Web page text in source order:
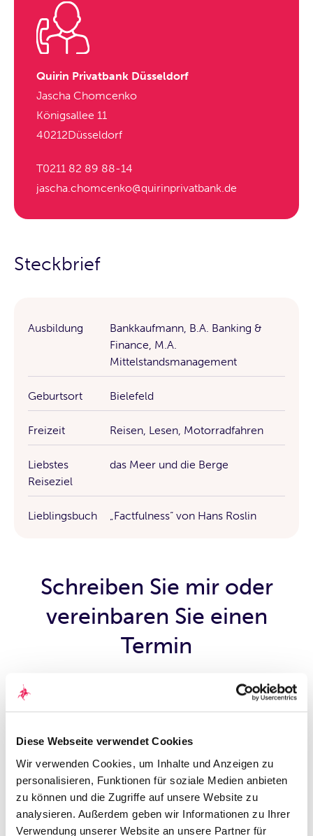
Diese Webseite verwendet Cookies
Wir verwenden Cookies, um Inhalte und Anzeigen zu
personalisieren, Funktionen für soziale Medien anbieten
zu können und die Zugriffe auf unsere Website zu
analysieren. Außerdem geben wir Informationen zu Ihrer
Verwendung unserer Website an unsere Partner für
Quirin Privatbank Düsseldorf
Jascha Chomcenko
Königsallee 11
40212Düsseldorf
T0211 82 89 88-14
jascha.chomcenko@quirinprivatbank.de
Steckbrief
Ausbildung
Bankkaufmann, B.A. Banking &
Finance, M.A.
Mittelstandsmanagement
Geburtsort Bielefeld
Freizeit Reisen, Lesen, Motorradfahren
Liebstes
Reiseziel
das Meer und die Berge
Lieblingsbuch „Factfulness“ von Hans Roslin
Schreiben Sie mir oder
vereinbaren Sie einen
Termin
Persönliche Daten
Anrede*
Frau
Herr
Akademischer Grad